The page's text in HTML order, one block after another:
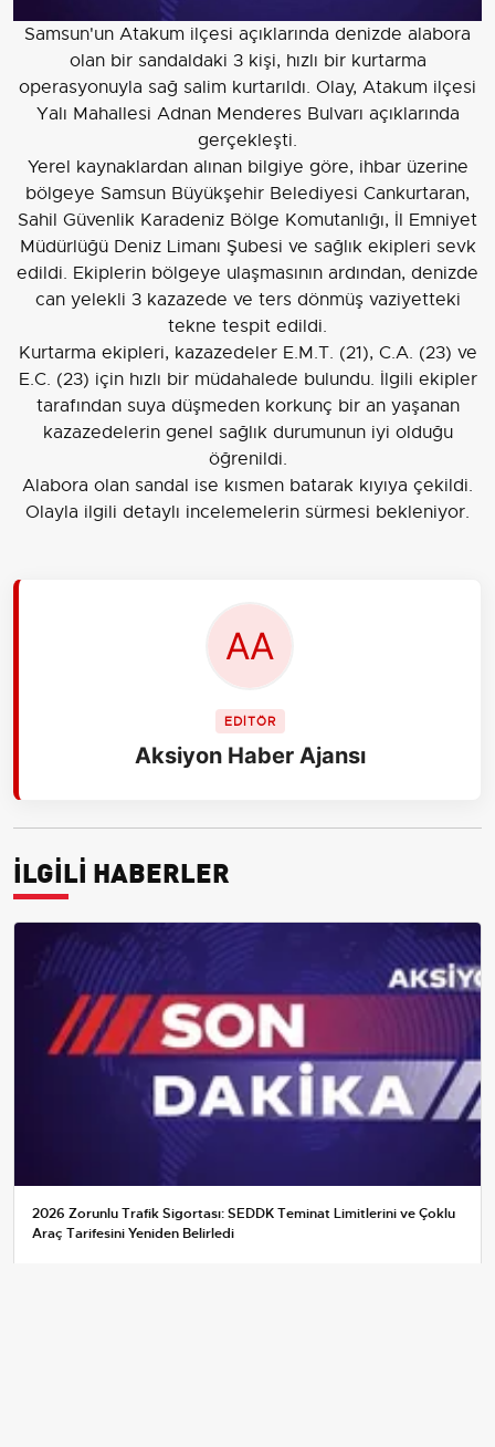
Samsun'un Atakum ilçesi açıklarında denizde alabora
olan bir sandaldaki 3 kişi, hızlı bir kurtarma
operasyonuyla sağ salim kurtarıldı. Olay, Atakum ilçesi
Yalı Mahallesi Adnan Menderes Bulvarı açıklarında
gerçekleşti.
Yerel kaynaklardan alınan bilgiye göre, ihbar üzerine
bölgeye Samsun Büyükşehir Belediyesi Cankurtaran,
Sahil Güvenlik Karadeniz Bölge Komutanlığı, İl Emniyet
Müdürlüğü Deniz Limanı Şubesi ve sağlık ekipleri sevk
edildi. Ekiplerin bölgeye ulaşmasının ardından, denizde
can yelekli 3 kazazede ve ters dönmüş vaziyetteki
tekne tespit edildi.
Kurtarma ekipleri, kazazedeler E.M.T. (21), C.A. (23) ve
E.C. (23) için hızlı bir müdahalede bulundu. İlgili ekipler
tarafından suya düşmeden korkunç bir an yaşanan
kazazedelerin genel sağlık durumunun iyi olduğu
öğrenildi.
Alabora olan sandal ise kısmen batarak kıyıya çekildi.
Olayla ilgili detaylı incelemelerin sürmesi bekleniyor.
EDİTÖR
Aksiyon Haber Ajansı
İLGİLİ HABERLER
2026 Zorunlu Trafik Sigortası: SEDDK Teminat Limitlerini ve Çoklu
Araç Tarifesini Yeniden Belirledi